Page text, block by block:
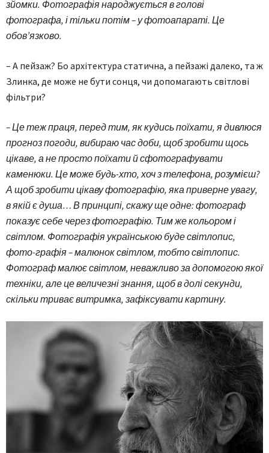
зйомки. Фотографія народжується в голові
фотографа, і тільки потім – у фотоапараті. Це
обов’язково.
– А пейзаж? Бо архітектура статична, а пейзажі далеко, та ж
Злинка, де може не бути сонця, чи допомагають світлові
фільтри?
– Це теж праця, перед тим, як кудись поїхати, я дивлюся
прогноз погоди, вибираю час доби, щоб зробити щось
цікаве, а не просто поїхати й сфотографувати
каменюки. Це може будь-хто, хоч з телефона, розумієш?
А щоб зробити цікаву фотографію, яка приверне увагу,
в якій є душа… В принципі, скажу ще одне: фотограф
показує себе через фотографію. Тим же кольором і
світлом. Фотографія українською буде світлопис,
фото-графія – малюнок світлом, тобто світлопис.
Фотограф малює світлом, неважливо за допомогою якої
техніки, але це величезні знання, щоб в долі секунди,
скільки триває витримка, зафіксувати картину.